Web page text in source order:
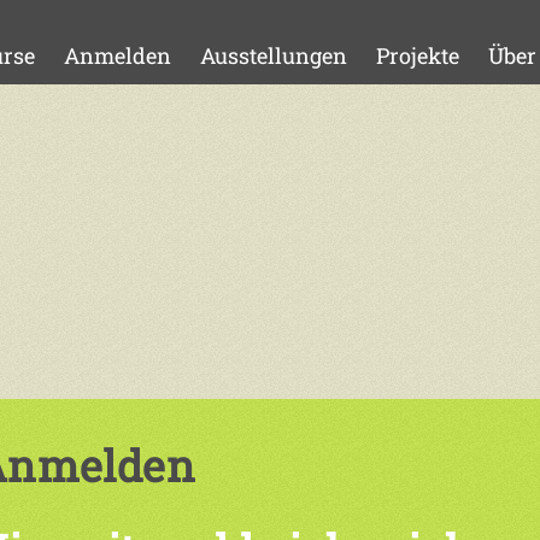
Anmelden Ausstellungen Projekte